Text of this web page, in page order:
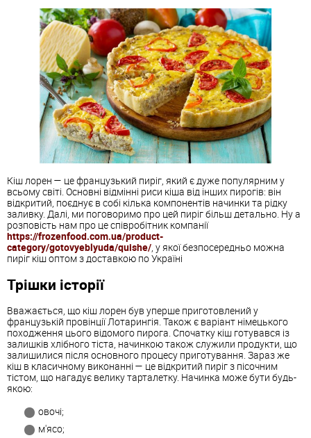
Кіш лорен — це французький пиріг, який є дуже популярним у
всьому світі. Основні відмінні риси кіша від інших пирогів: він
відкритий, поєднує в собі кілька компонентів начинки та рідку
заливку. Далі, ми поговоримо про цей пиріг більш детально. Ну а
розповість нам про це співробітник компанії
https://frozenfood.com.ua/product-
category/gotovyeblyuda/quishe/, у якої безпосередньо можна
пиріг кіш оптом з доставкою по Україні
Трішки історії
Вважається, що кіш лорен був уперше приготовлений у
французькій провінції Лотарингія. Також є варіант німецького
походження цього відомого пирога. Спочатку кіш готувався із
залишків хлібного тіста, начинкою також служили продукти, що
залишилися після основного процесу приготування. Зараз же
кіш в класичному виконанні — це відкритий пиріг з пісочним
тістом, що нагадує велику тарталетку. Начинка може бути будь-
якою:
овочі;
м'ясо;